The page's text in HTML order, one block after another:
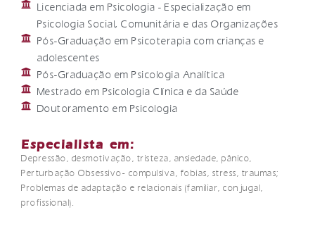
Licenciada em Psicologia - Especialização em
Psicologia Social, Comunitária e das Organizações
Pós-Graduação em Psicoterapia com crianças e
adolescentes
Pós-Graduação em Psicologia Analítica
Mestrado em Psicologia Clínica e da Saúde
Doutoramento em Psicologia
Especialista em:
Depressão, desmotivação, tristeza, ansiedade, pânico,
Perturbação Obsessivo- compulsiva, fobias, stress, traumas;
Problemas de adaptação e relacionais (familiar, conjugal,
profissional).